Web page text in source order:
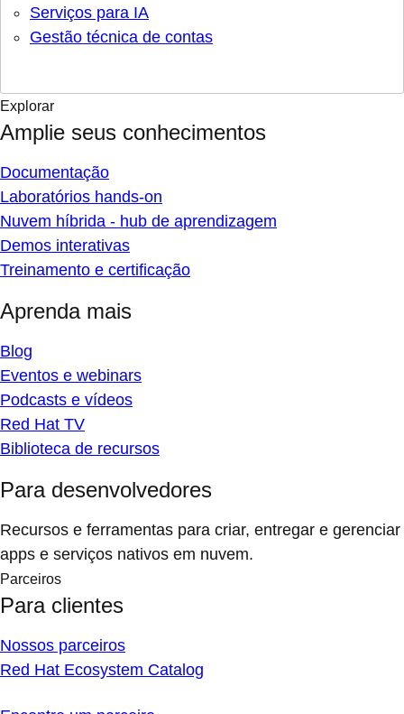
Gestão técnica de contas
Explorar
Amplie seus conhecimentos
Laboratórios hands-on
Nuvem híbrida - hub de aprendizagem
Demos interativas
Treinamento e certificação
Aprenda mais
Eventos e webinars
Podcasts e vídeos
Red Hat TV
Biblioteca de recursos
Para desenvolvedores
apps e serviços nativos em nuvem.
Parceiros
Para clientes
Red Hat Ecosystem Catalog